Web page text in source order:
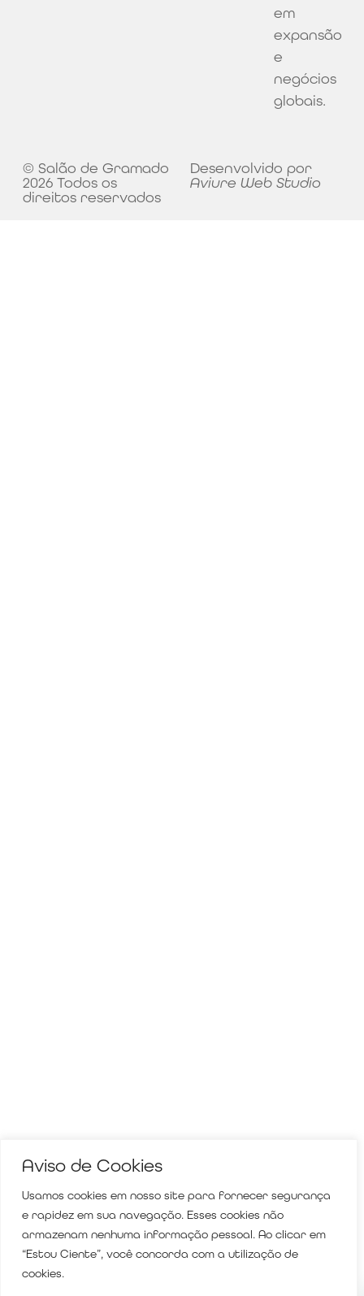
Aviso de Cookies
Usamos cookies em nosso site para fornecer segurança
e rapidez em sua navegação. Esses cookies não
armazenam nenhuma informação pessoal. Ao clicar em
“Estou Ciente”, você concorda com a utilização de
cookies.
em
expansão
e
negócios
globais.
© Salão de Gramado
2026 Todos os
direitos reservados
Desenvolvido por
Aviure Web Studio